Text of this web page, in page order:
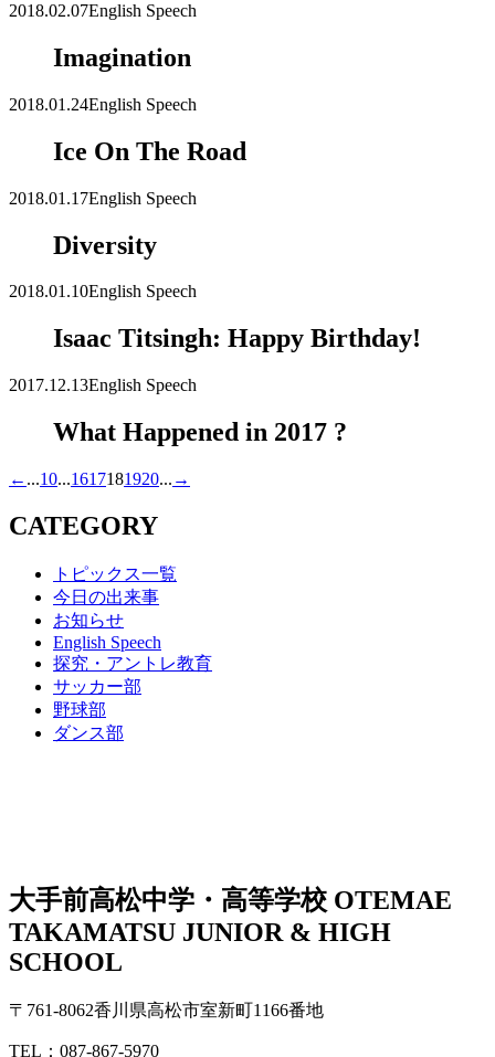
2018.02.07English Speech
Imagination
2018.01.24English Speech
Ice On The Road
2018.01.17English Speech
Diversity
2018.01.10English Speech
Isaac Titsingh: Happy Birthday!
2017.12.13English Speech
What Happened in 2017 ?
← ...10...1617181920... →
CATEGORY
トピックス一覧
今日の出来事
お知らせ
English Speech
探究・アントレ教育
サッカー部
野球部
ダンス部
大手前高松中学・高等学校 OTEMAE
TAKAMATSU JUNIOR & HIGH
SCHOOL
〒761-8062香川県高松市室新町1166番地
TEL：087-867-5970